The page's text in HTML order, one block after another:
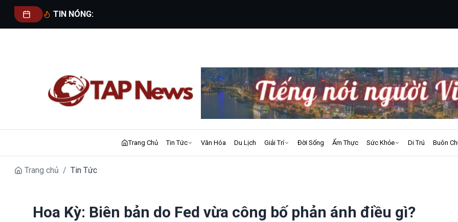
TIN NÓNG:
Trang Chủ Tin Tức Văn Hóa Du Lịch Giải Trí Đời Sống Ẩm Thực Sức Khỏe Di Trú Buôn
Trang chủ / Tin Tức
Hoa Kỳ: Biên bản do Fed vừa công bố phản ánh điều gì?